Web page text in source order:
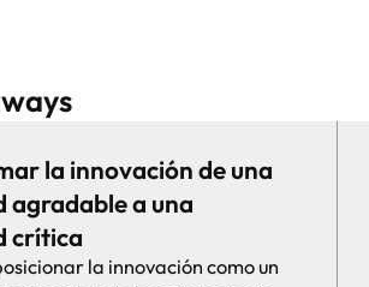
la innovación de una
agradable a una
crítica
la innovación como un